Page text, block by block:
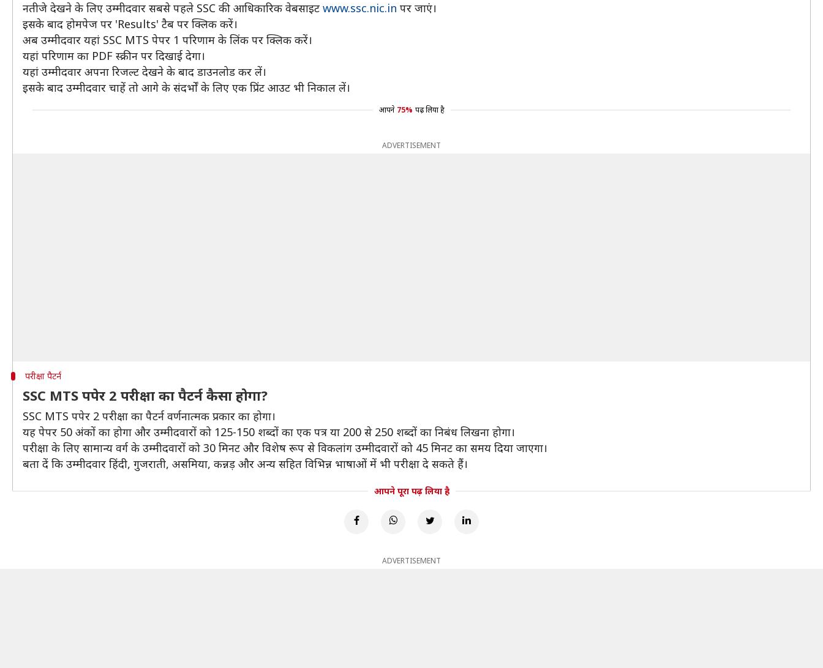
नतीजे देखने के लिए उम्मीदवार सबसे पहले SSC की आधिकारिक वेबसाइट www.ssc.nic.in पर जाएं।
इसके बाद होमपेज पर 'Results' टैब पर क्लिक करें।
अब उम्मीदवार यहां SSC MTS पेपर 1 परिणाम के लिंक पर क्लिक करें।
यहां परिणाम का PDF स्क्रीन पर दिखाई देगा।
यहां उम्मीदवार अपना रिजल्ट देखने के बाद डाउनलोड कर लें।
इसके बाद उम्मीदवार चाहें तो आगे के संदर्भों के लिए एक प्रिंट आउट भी निकाल लें।
आपने 75% पढ़ लिया है
ADVERTISEMENT
परीक्षा पैटर्न
SSC MTS पपेर 2 परीक्षा का पैटर्न कैसा होगा?
SSC MTS पपेर 2 परीक्षा का पैटर्न वर्णनात्मक प्रकार का होगा।
यह पेपर 50 अंकों का होगा और उम्मीदवारों को 125-150 शब्दों का एक पत्र या 200 से 250 शब्दों का निबंध लिखना होगा।
परीक्षा के लिए सामान्य वर्ग के उम्मीदवारों को 30 मिनट और विशेष रूप से विकलांग उम्मीदवारों को 45 मिनट का समय दिया जाएगा।
बता दें कि उम्मीदवार हिंदी, गुजराती, असमिया, कन्नड़ और अन्य सहित विभिन्न भाषाओं में भी परीक्षा दे सकते हैं।
आपने पूरा पढ़ लिया है
ADVERTISEMENT